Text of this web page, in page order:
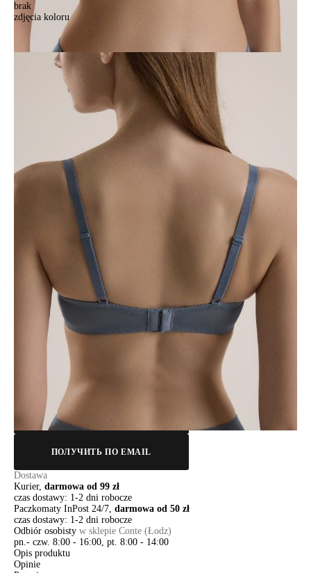
brak
zdjęcia koloru
Biustonosz CONTE ELEGANT MA CHERIE TB1154, r.70A,
niebieski topaz
Biustonosz CONTE ELEGANT MA CHERIE TB1154, r.70A,
niebieski topaz
Tabela rozmiarów
70B
Jak złożyć zamówienie
POWIADOM MNIE O DOSTĘPNOŚCI
ПОЛУЧИТЬ ПО EMAIL
Dostawa
Kurier, darmowa od 99 zł
czas dostawy: 1-2 dni robocze
Paczkomaty InPost 24/7, darmowa od 50 zł
czas dostawy: 1-2 dni robocze
Odbiór osobisty w sklepie Conte (Łodz)
pn.- czw. 8:00 - 16:00, pt. 8:00 - 14:00
Opis produktu
Opinie